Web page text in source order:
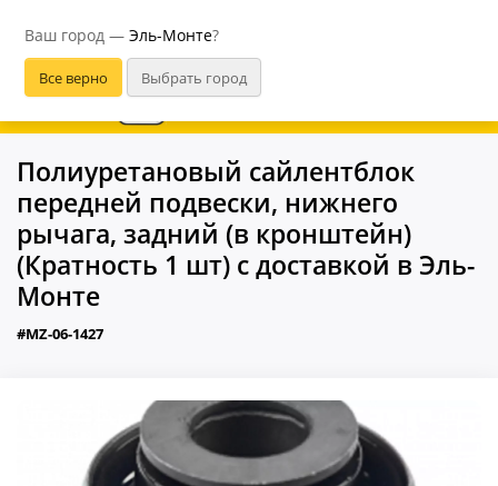
Ваш город — Эль-Монте?
В приложении удобнее
Полиуретановый сайлентблок
передней подвески, нижнего
рычага, задний (в кронштейн)
(Кратность 1 шт) с доставкой в Эль-
Монте
#MZ-06-1427